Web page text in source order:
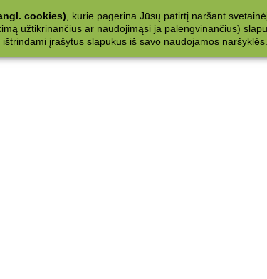
cookies) , kurie pagerina Jūsų patirtį naršant
užtikrinančius ar naudojimąsi ja palengvinančius)
įrašytus slapukus iš savo naudojamos naršyklės.